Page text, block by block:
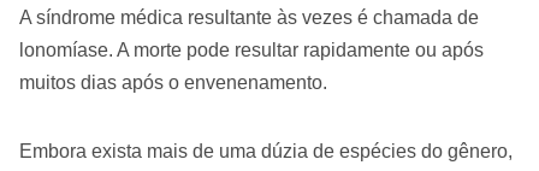
A síndrome médica resultante às vezes é chamada de
lonomíase. A morte pode resultar rapidamente ou após
muitos dias após o envenenamento.
Embora exista mais de uma dúzia de espécies do gênero,